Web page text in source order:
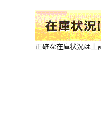
正確な在庫状況は上